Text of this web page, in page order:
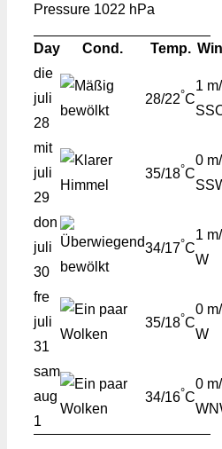
Pressure 1022 hPa
Day Cond. Temp.
die
juli
28
28/22°C
1
mit
juli
29
35/18°C
0
don
juli
30
34/17°C
1
W
fre
juli
31
35/18°C
0
W
sam
aug
1
34/16°C
0